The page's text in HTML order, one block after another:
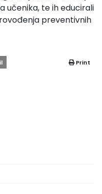
učenika, te ih educirali
preventivnih
Print